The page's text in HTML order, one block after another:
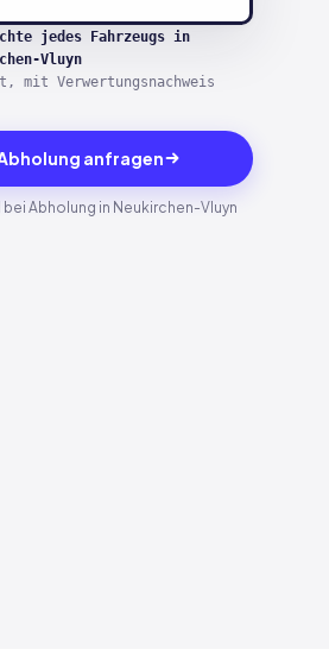
jedes Fahrzeugs in
Vluyn
mit Verwertungsnachweis
anfragen
Abholung in Neukirchen-Vluyn